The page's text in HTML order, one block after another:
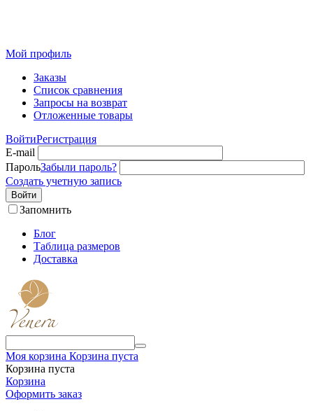
Мой профиль
Заказы
Список сравнения
Запросы на возврат
Отложенные товары
ВойтиРегистрация
E-mail
ПарольЗабыли пароль?
Создать учетную запись
Войти
Запомнить
Блог
Таблица размеров
Доставка
Моя корзина Корзина пуста
Корзина пуста
Корзина
Оформить заказ